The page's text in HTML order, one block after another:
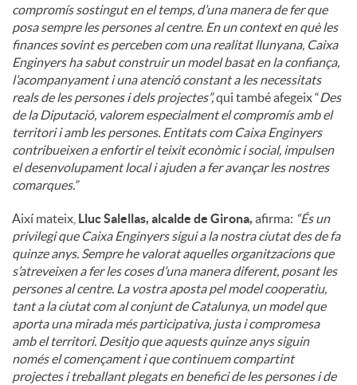
compromís sostingut en el temps, d’una manera de fer que
posa sempre les persones al centre. En un context en què les
finances sovint es perceben com una realitat llunyana, Caixa
Enginyers ha sabut construir un model basat en la confiança,
l’acompanyament i una atenció constant a les necessitats
reals de les persones i dels projectes”,qui també afegeix “Des
de la Diputació, valorem especialment el compromís amb el
territori i amb les persones. Entitats com Caixa Enginyers
contribueixen a enfortir el teixit econòmic i social, impulsen
el desenvolupament local i ajuden a fer avançar les nostres
comarques.”
Així mateix, Lluc Salellas, alcalde de Girona, afirma: “És un
privilegi que Caixa Enginyers sigui a la nostra ciutat des de fa
quinze anys. Sempre he valorat aquelles organitzacions que
s’atreveixen a fer les coses d’una manera diferent, posant les
persones al centre. La vostra aposta pel model cooperatiu,
tant a la ciutat com al conjunt de Catalunya, un model que
aporta una mirada més participativa, justa i compromesa
amb el territori. Desitjo que aquests quinze anys siguin
només el començament i que continuem compartint
projectes i treballant plegats en benefici de les persones i de